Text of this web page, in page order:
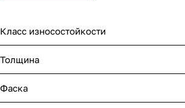
Класс износостойкости
Толщина
Фаска